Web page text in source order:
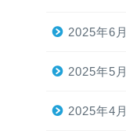
2025年6月
2025年5月
2025年4月